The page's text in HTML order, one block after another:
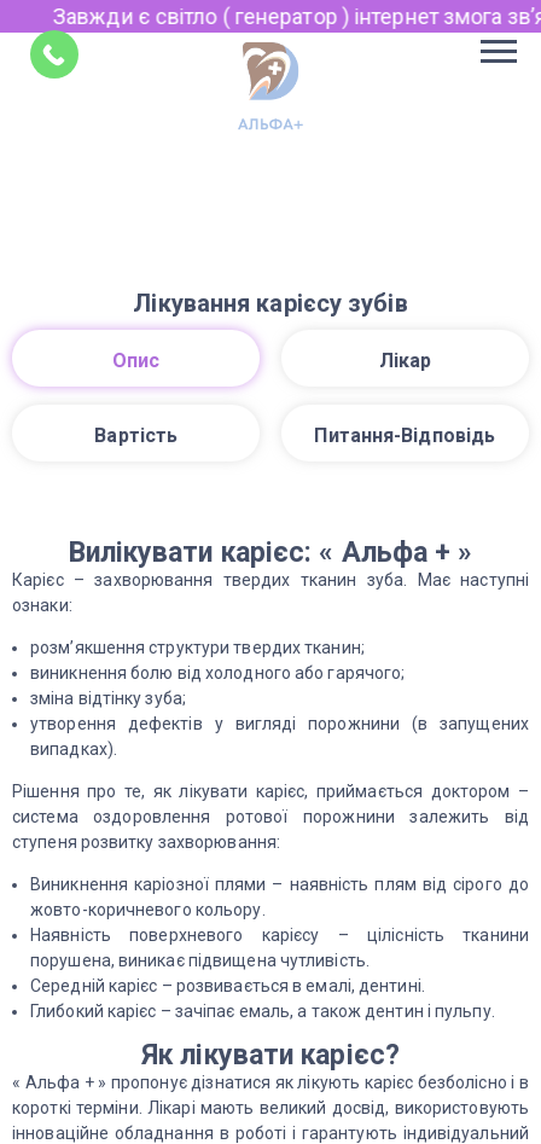
Завжди є світло ( генератор ) інтернет змога
Лікування карієсу зубів
Опис Лікар
Вартість Питання-Відповідь
Вилікувати карієс: « Альфа + »
Карієс – захворювання твердих тканин зуба. Має наступні
ознаки:
розм’якшення структури твердих тканин;
виникнення болю від холодного або гарячого;
зміна відтінку зуба;
утворення дефектів у вигляді порожнини (в запущених
випадках).
Рішення про те, як лікувати карієс, приймається доктором –
система оздоровлення ротової порожнини залежить від
ступеня розвитку захворювання:
Виникнення каріозної плями – наявність плям від сірого до
жовто-коричневого кольору.
Наявність поверхневого карієсу – цілісність тканини
порушена, виникає підвищена чутливість.
Середній карієс – розвивається в емалі, дентині.
Глибокий карієс – зачіпає емаль, а також дентин і пульпу.
Як лікувати карієс?
« Альфа + » пропонує дізнатися як лікують карієс безболісно і в
короткі терміни. Лікарі мають великий досвід, використовують
інноваційне обладнання в роботі і гарантують індивідуальний